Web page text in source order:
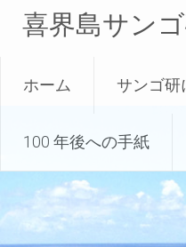
喜界島サン
ホーム サンゴ研
100 年後への手紙